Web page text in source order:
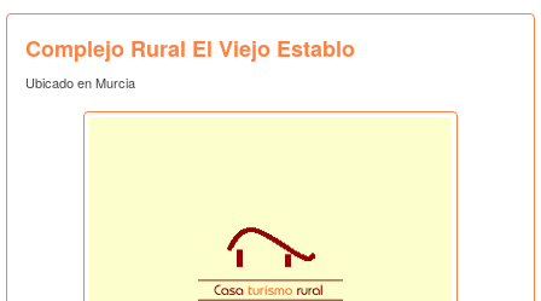
Complejo Rural El Viejo Establo
Ubicado en Murcia